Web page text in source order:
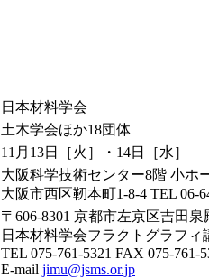
日本材料学会
土木学会ほか18団体
11月13日［火］・14日［水］
大阪科学技術センター8階 小ホ
大阪市西区靭本町1-8-4 TEL 06-
〒606-8301 京都市左京区吉田泉
日本材料学会フラクトグラフィ
TEL 075-761-5321 FAX 075-761-
E-mail jimu@jsms.or.jp